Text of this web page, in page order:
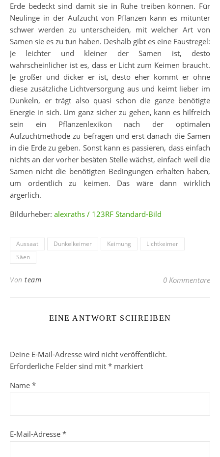
Erde bedeckt sind damit sie in Ruhe treiben können. Für
Neulinge in der Aufzucht von Pflanzen kann es mitunter
schwer werden zu unterscheiden, mit welcher Art von
Samen sie es zu tun haben. Deshalb gibt es eine Faustregel:
Je leichter und kleiner der Samen ist, desto
wahrscheinlicher ist es, dass er Licht zum Keimen braucht.
Je größer und dicker er ist, desto eher kommt er ohne
diese zusätzliche Lichtversorgung aus und keimt lieber im
Dunkeln, er trägt also quasi schon die ganze benötigte
Energie in sich. Um ganz sicher zu gehen, kann es hilfreich
sein ein Pflanzenlexikon nach der optimalen
Aufzuchtmethode zu befragen und erst danach die Samen
in die Erde zu geben. Sonst kann es passieren, dass einfach
nichts an der vorher besäten Stelle wächst, einfach weil die
Samen nicht die benötigten Bedingungen erhalten haben,
um ordentlich zu keimen. Das wäre dann wirklich
ärgerlich.
Bildurheber: alexraths / 123RF Standard-Bild
Aussaat Dunkelkeimer Keimung
Lichtkeimer
Säen
Von team 0 Kommentare
EINE ANTWORT SCHREIBEN
Deine E-Mail-Adresse wird nicht veröffentlicht.
Erforderliche Felder sind mit * markiert
Name *
E-Mail-Adresse *